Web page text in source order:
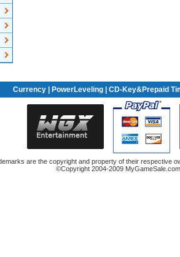
Currency| PowerLeveling| CD-Key&Prepaid
are the copyright and property of their respective
©Copyright 2004-2009